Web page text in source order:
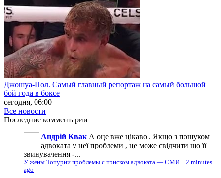
Джошуа-Пол. Самый главный репортаж на самый большой
бой года в боксе
сегодня, 06:00
Все новости
Последние комментарии
Андрій Квак А оце вже цікаво . Якщо з пошуком
адвоката у неї проблеми , це може свідчити що її
звинувачення -...
У жены Топурии проблемы с поиском адвоката — СМИ · 2 minutes
ago